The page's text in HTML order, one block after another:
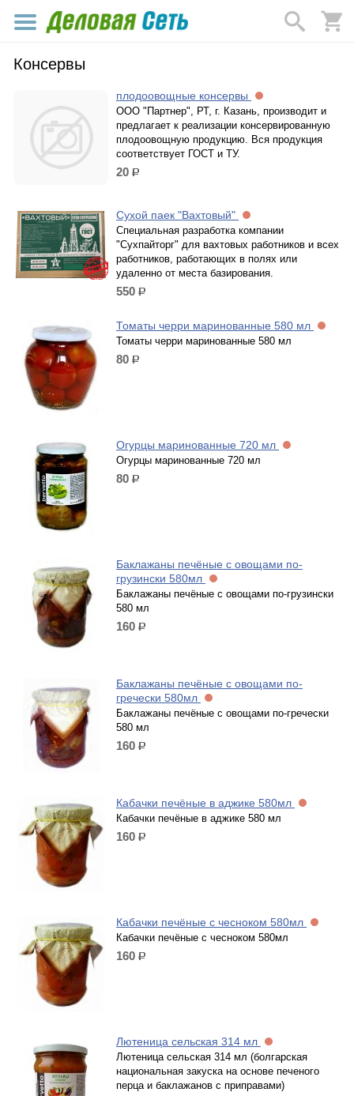
Консервы
плодоовощные консервы
ООО "Партнер", РТ, г. Казань, производит и
предлагает к реализации консервированную
плодоовощную продукцию. Вся продукция
соответствует ГОСТ и ТУ.
20 р.
Сухой паек "Вахтовый"
Специальная разработка компании
"Сухпайторг" для вахтовых работников и всех
работников, работающих в полях или
удаленно от места базирования.
550 р.
Томаты черри маринованные 580 мл
Томаты черри маринованные 580 мл
80 р.
Огурцы маринованные 720 мл
Огурцы маринованные 720 мл
80 р.
Баклажаны печёные с овощами по-
грузински 580мл
Баклажаны печёные с овощами по-грузински
580 мл
160 р.
Баклажаны печёные с овощами по-
гречески 580мл
Баклажаны печёные с овощами по-гречески
580 мл
160 р.
Кабачки печёные в аджике 580мл
Кабачки печёные в аджике 580 мл
160 р.
Кабачки печёные с чесноком 580мл
Кабачки печёные с чесноком 580мл
160 р.
Лютеница сельская 314 мл
Лютеница сельская 314 мл (болгарская
национальная закуска на основе печеного
перца и баклажанов с приправами)